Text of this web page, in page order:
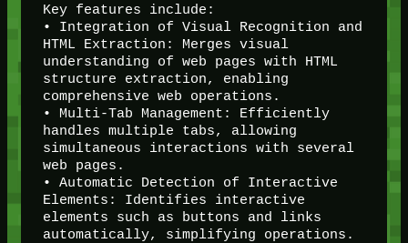
Key features include:
• Integration of Visual Recognition and
HTML Extraction: Merges visual
understanding of web pages with HTML
structure extraction, enabling
comprehensive web operations.
• Multi-Tab Management: Efficiently
handles multiple tabs, allowing
simultaneous interactions with several
web pages.
• Automatic Detection of Interactive
Elements: Identifies interactive
elements such as buttons and links
automatically, simplifying operations.